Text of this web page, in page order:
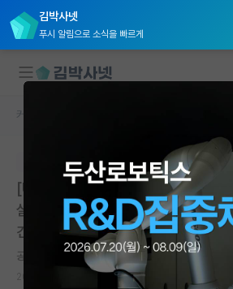
김박사넷
푸시 알림으로 소식을 빠르게
국내대학원 정보
연구실&오픈랩
커뮤니티
커뮤니티 홈
커뮤니티 홈
본문이 수정되지 않는 박제글입니다.
[UST-KICT school] 과학기술연합
설기술연구원스쿨 20... | 과학기술연
건설기술연구원 스쿨 | 마감:
공허한 르네 데카르트
713